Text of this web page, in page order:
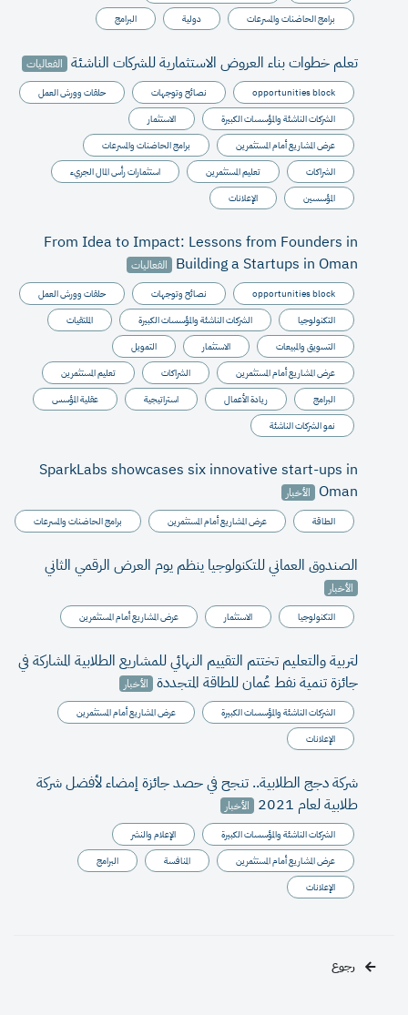
برامج الحاضنات والمسرعات
دولية البرامج
تعلم خطوات بناء العروض الاستثمارية للشركات الناشئة الفعاليات
opportunities block نصائح وتوجهات
حلقات وورش العمل
الشركات الناشئة والمؤسسات الكبيرة
الاستثمار
عرض المشاريع أمام المستثمرين
برامج الحاضنات والمسرعات
الشراكات
تعليم المستثمرين
استثمارات رأس المال الجريء
المؤسسين
الإعلانات
From Idea to Impact: Lessons from Founders in
Building a Startups in Oman
الفعاليات
opportunities block نصائح وتوجهات
حلقات وورش العمل
التكنولوجيا
الشركات الناشئة والمؤسسات الكبيرة
الملتقيات
التسويق والمبيعات
الاستثمار
التمويل
عرض المشاريع أمام المستثمرين
الشراكات
تعليم المستثمرين
البرامج
ريادة الأعمال استراتيجية
عقلية المؤسس
نمو الشركات الناشئة
SparkLabs showcases six innovative start-ups in
Oman
الأخبار
الطاقة عرض المشاريع أمام المستثمرين برامج الحاضنات والمسرعات
الصندوق العماني للتكنولوجيا ينظم يوم العرض الرقمي الثاني
الأخبار
التكنولوجيا الاستثمار عرض المشاريع أمام المستثمرين
لتربية والتعليم تختتم التقييم النهائي للمشاريع الطلابية المشاركة في
جائزة تنمية نفط عُمان للطاقة المتجددة الأخبار
الشركات الناشئة والمؤسسات الكبيرة
عرض المشاريع أمام المستثمرين
الإعلانات
شركة دجج الطلابية.. تنجح في حصد جائزة إمضاء لأفضل شركة
طلابية لعام 2021
الأخبار
الشركات الناشئة والمؤسسات الكبيرة
الإعلام والنشر
عرض المشاريع أمام المستثمرين
المنافسة
البرامج
الإعلانات
رجوع